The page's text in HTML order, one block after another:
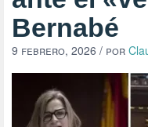
Bernabé
9 febrero, 2026 / por